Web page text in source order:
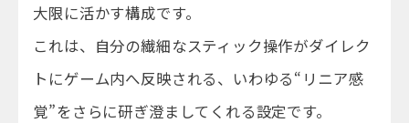
大限に活かす構成です。
これは、自分の繊細なスティック操作がダイレク
トにゲーム内へ反映される、いわゆる“リニア感
覚”をさらに研ぎ澄ましてくれる設定です。